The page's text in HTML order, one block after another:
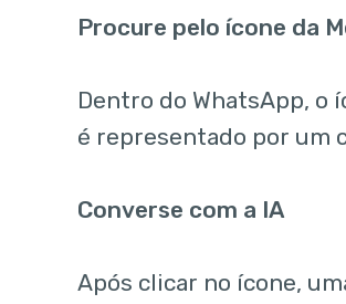
Procure pelo ícone da
Dentro do WhatsApp, o
é representado por um
Converse com a IA
Após clicar no ícone,